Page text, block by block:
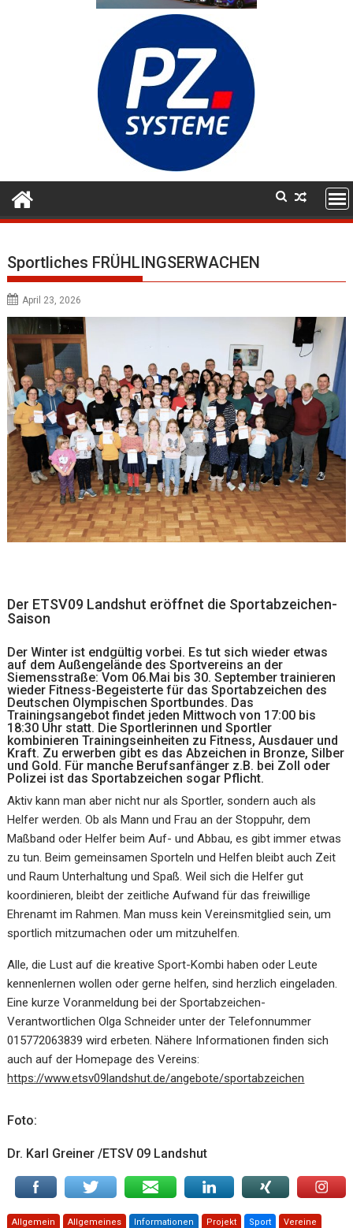
Sportliches FRÜHLINGSERWACHEN
April 23, 2026
Der ETSV09 Landshut eröffnet die Sportabzeichen-
Saison
Der Winter ist endgültig vorbei. Es tut sich wieder etwas
auf dem Außengelände des Sportvereins an der
Siemensstraße: Vom 06.Mai bis 30. September trainieren
wieder Fitness-Begeisterte für das Sportabzeichen des
Deutschen Olympischen Sportbundes. Das
Trainingsangebot findet jeden Mittwoch von 17:00 bis
18:30 Uhr statt. Die Sportlerinnen und Sportler
kombinieren Trainingseinheiten zu Fitness, Ausdauer und
Kraft. Zu erwerben gibt es das Abzeichen in Bronze, Silber
und Gold. Für manche Berufsanfänger z.B. bei Zoll oder
Polizei ist das Sportabzeichen sogar Pflicht.
Aktiv kann man aber nicht nur als Sportler, sondern auch als
Helfer werden. Ob als Mann und Frau an der Stoppuhr, dem
Maßband oder Helfer beim Auf- und Abbau, es gibt immer etwas
zu tun. Beim gemeinsamen Sporteln und Helfen bleibt auch Zeit
und Raum Unterhaltung und Spaß. Weil sich die Helfer gut
koordinieren, bleibt der zeitliche Aufwand für das freiwillige
Ehrenamt im Rahmen. Man muss kein Vereinsmitglied sein, um
sportlich mitzumachen oder um mitzuhelfen.
Alle, die Lust auf die kreative Sport-Kombi haben oder Leute
kennenlernen wollen oder gerne helfen, sind herzlich eingeladen.
Eine kurze Voranmeldung bei der Sportabzeichen-
Verantwortlichen Olga Schneider unter der Telefonnummer
015772063839 wird erbeten. Nähere Informationen finden sich
auch auf der Homepage des Vereins:
https://www.etsv09landshut.de/angebote/sportabzeichen
Foto:
Dr. Karl Greiner /ETSV 09 Landshut
Allgemein Allgemeines Informationen Projekt Sport Vereine